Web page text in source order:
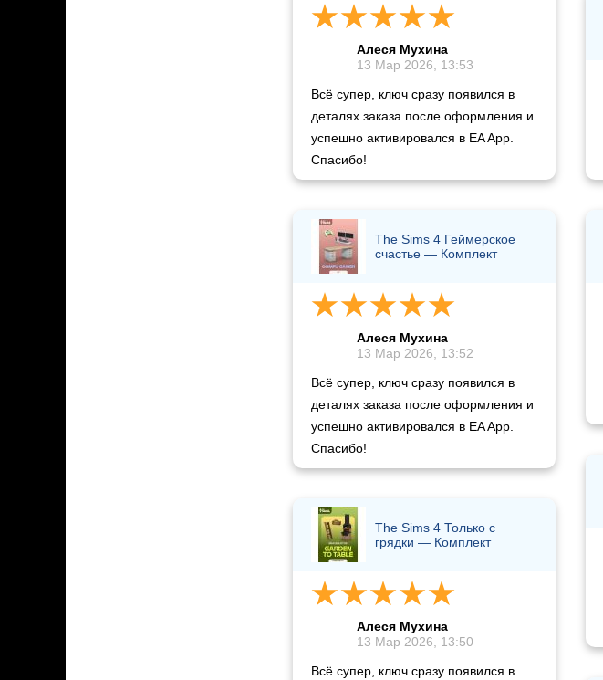
Алеся Мухина
13 Мар 2026, 13:53
Всё супер, ключ сразу появился в
деталях заказа после оформления и
успешно активировался в EA App.
Спасибо!
The Sims 4 Геймерское
счастье — Комплект
Алеся Мухина
13 Мар 2026, 13:52
Всё супер, ключ сразу появился в
деталях заказа после оформления и
успешно активировался в EA App.
Спасибо!
The Sims 4 Только с
грядки — Комплект
Алеся Мухина
13 Мар 2026, 13:50
Всё супер, ключ сразу появился в